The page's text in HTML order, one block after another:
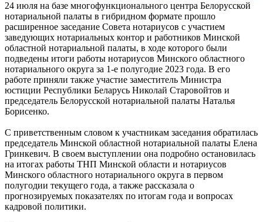
24 июля на базе многофункционального центра Белорусской
нотариальной палаты в гибридном формате прошло
расширенное заседание Совета нотариусов с участием
заведующих нотариальных контор и работников Минской
областной нотариальной палаты, в ходе которого были
подведены итоги работы нотариусов Минского областного
нотариального округа за 1-е полугодие 2023 года. В его
работе приняли также участие заместитель Министра
юстиции Республики Беларусь Николай Старовойтов и
председатель Белорусской нотариальной палаты Наталья
Борисенко.
С приветственным словом к участникам заседания обратилась
председатель Минской областной нотариальной палаты Елена
Гринкевич. В своем выступлении она подробно остановилась
на итогах работы ТНП Минской области и нотариусов
Минского областного нотариального округа в первом
полугодии текущего года, а также рассказала о
прогнозируемых показателях по итогам года и вопросах
кадровой политики.